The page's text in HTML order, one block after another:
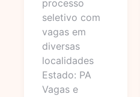
processo
seletivo com
vagas em
diversas
localidades
Estado: PA
Vagas e